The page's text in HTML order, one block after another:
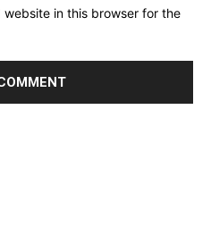
website in this browser for the